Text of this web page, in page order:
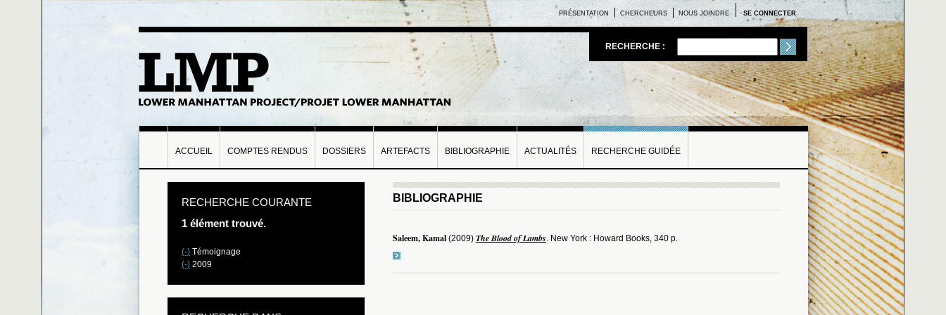
SE CONNECTER
PRÉSENTATION CHERCHEURS NOUS JOINDRE
RECHERCHE :
ACCUEIL COMPTES RENDUS DOSSIERS ARTEFACTS BIBLIOGRAPHIE ACTUALITÉS RECHERCHE GUIDÉE
BIBLIOGRAPHIE
Saleem, Kamal (2009) The Blood of Lambs. New York : Howard Books, 340 p.
RECHERCHE COURANTE
1 élément trouvé.
(-) Témoignage
(-) 2009